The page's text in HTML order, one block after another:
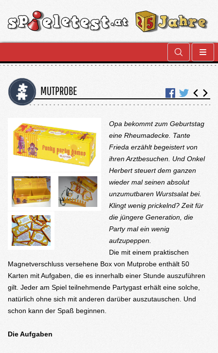
MUTPROBE
Opa bekommt zum Geburtstag
eine Rheumadecke. Tante
Frieda erzählt begeistert von
ihren Arztbesuchen. Und Onkel
Herbert steuert dem ganzen
wieder mal seinen absolut
unzumutbaren Wurstsalat bei.
Klingt wenig prickelnd? Zeit für
die jüngere Generation, die
Party mal ein wenig
aufzupeppen.
Die mit einem praktischen
Magnetverschluss versehene Box von Mutprobe enthält 50
Karten mit Aufgaben, die es innerhalb einer Stunde auszuführen
gilt. Jeder am Spiel teilnehmende Partygast erhält eine solche,
natürlich ohne sich mit anderen darüber auszutauschen. Und
schon kann der Spaß beginnen.
Die Aufgaben